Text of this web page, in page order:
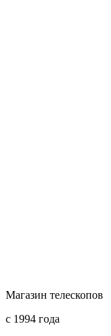
Магазин телескопов
с 1994 года